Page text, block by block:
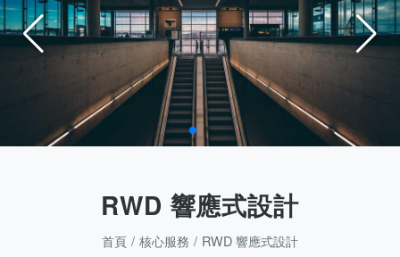
RWD 響應式設計
首頁 核心服務 RWD 響應式設計